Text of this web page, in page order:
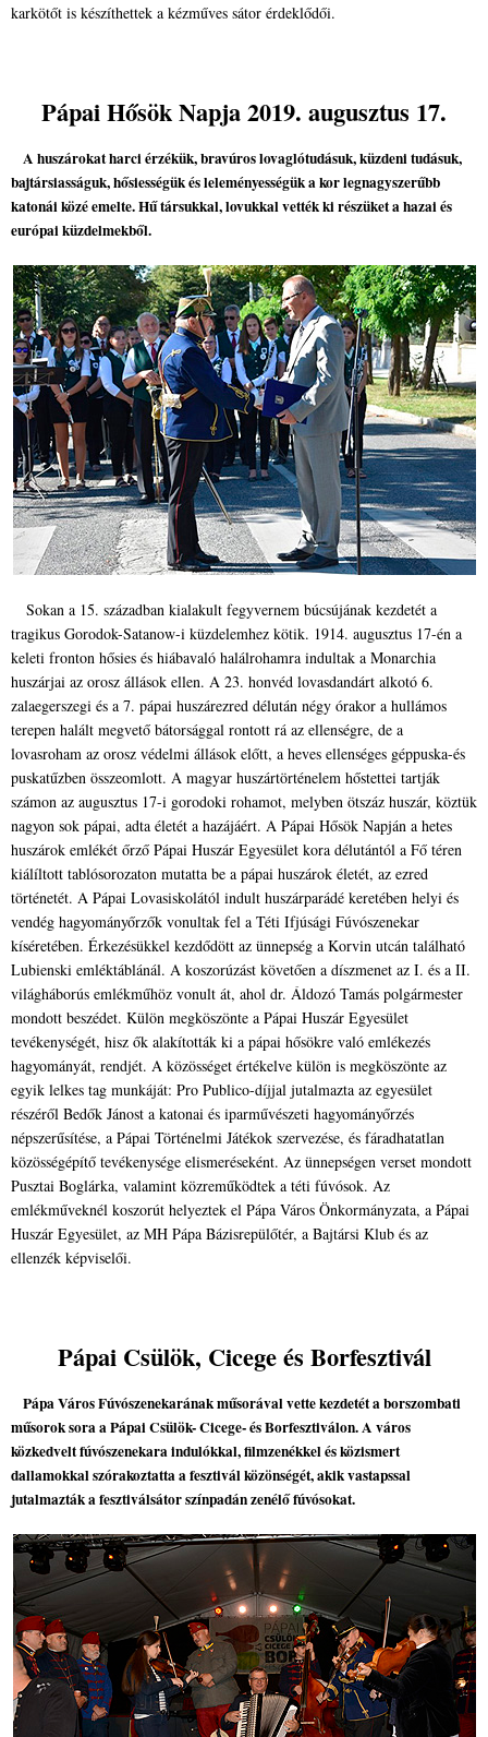
karkötőt is készíthettek a kézműves sátor érdeklődői.
Pápai Hősök Napja 2019. augusztus 17.
A huszárokat harci érzékük, bravúros lovaglótudásuk, küzdeni tudásuk,
bajtársiasságuk, hősiességük és leleményességük a kor legnagyszerűbb
katonái közé emelte. Hű társukkal, lovukkal vették ki részüket a hazai és
európai küzdelmekből.
Sokan a 15. században kialakult fegyvernem búcsújának kezdetét a
tragikus Gorodok-Satanow-i küzdelemhez kötik. 1914. augusztus 17-én a
keleti fronton hősies és hiábavaló halálrohamra indultak a Monarchia
huszárjai az orosz állások ellen. A 23. honvéd lovasdandárt alkotó 6.
zalaegerszegi és a 7. pápai huszárezred délután négy órakor a hullámos
terepen halált megvető bátorsággal rontott rá az ellenségre, de a
lovasroham az orosz védelmi állások előtt, a heves ellenséges géppuska-és
puskatűzben összeomlott. A magyar huszártörténelem hőstettei tartják
számon az augusztus 17-i gorodoki rohamot, melyben ötszáz huszár, köztük
nagyon sok pápai, adta életét a hazájáért. A Pápai Hősök Napján a hetes
huszárok emlékét őrző Pápai Huszár Egyesület kora délutántól a Fő téren
kiálíltott tablósorozaton mutatta be a pápai huszárok életét, az ezred
történetét. A Pápai Lovasiskolától indult huszárparádé keretében helyi és
vendég hagyományőrzők vonultak fel a Téti Ifjúsági Fúvószenekar
kíséretében. Érkezésükkel kezdődött az ünnepség a Korvin utcán található
Lubienski emléktáblánál. A koszorúzást követően a díszmenet az I. és a II.
világháborús emlékműhöz vonult át, ahol dr. Áldozó Tamás polgármester
mondott beszédet. Külön megköszönte a Pápai Huszár Egyesület
tevékenységét, hisz ők alakították ki a pápai hősökre való emlékezés
hagyományát, rendjét. A közösséget értékelve külön is megköszönte az
egyik lelkes tag munkáját: Pro Publico-díjjal jutalmazta az egyesület
részéről Bedők Jánost a katonai és iparművészeti hagyományőrzés
népszerűsítése, a Pápai Történelmi Játékok szervezése, és fáradhatatlan
közösségépítő tevékenysége elismeréseként. Az ünnepségen verset mondott
Pusztai Boglárka, valamint közreműködtek a téti fúvósok. Az
emlékműveknél koszorút helyeztek el Pápa Város Önkormányzata, a Pápai
Huszár Egyesület, az MH Pápa Bázisrepülőtér, a Bajtársi Klub és az
ellenzék képviselői.
Pápai Csülök, Cicege és Borfesztivál
Pápa Város Fúvószenekarának műsorával vette kezdetét a borszombati
műsorok sora a Pápai Csülök- Cicege- és Borfesztiválon. A város
közkedvelt fúvószenekara indulókkal, filmzenékkel és közismert
dallamokkal szórakoztatta a fesztivál közönségét, akik vastapssal
jutalmazták a fesztiválsátor színpadán zenélő fúvósokat.